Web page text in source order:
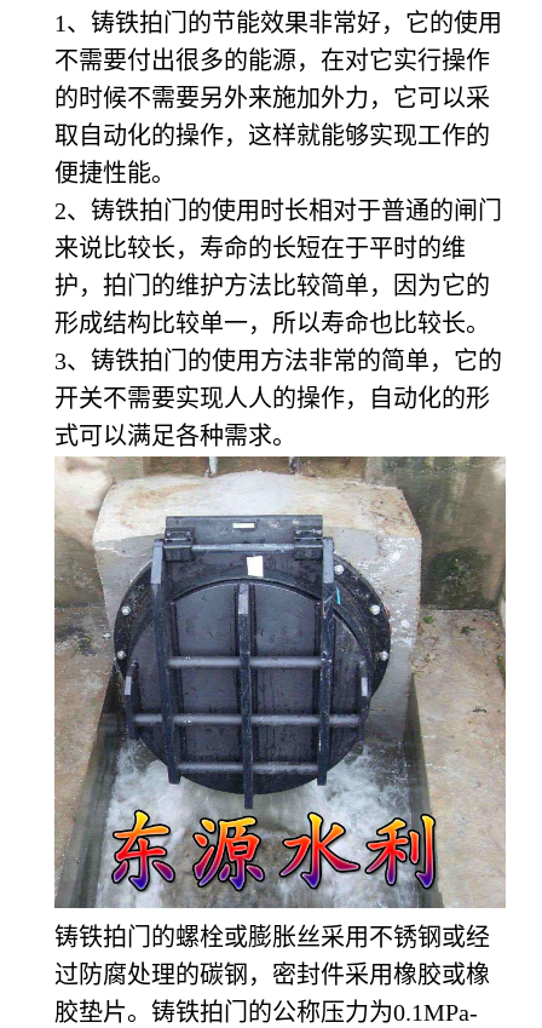
1、铸铁拍门的节能效果非常好，它的使用
不需要付出很多的能源，在对它实行操作
的时候不需要另外来施加外力，它可以采
取自动化的操作，这样就能够实现工作的
便捷性能。
2、铸铁拍门的使用时长相对于普通的闸门
来说比较长，寿命的长短在于平时的维
护，拍门的维护方法比较简单，因为它的
形成结构比较单一，所以寿命也比较长。
3、铸铁拍门的使用方法非常的简单，它的
开关不需要实现人人的操作，自动化的形
式可以满足各种需求。
铸铁拍门的螺栓或膨胀丝采用不锈钢或经
过防腐处理的碳钢，密封件采用橡胶或橡
胶垫片。铸铁拍门的公称压力为0.1MPa-